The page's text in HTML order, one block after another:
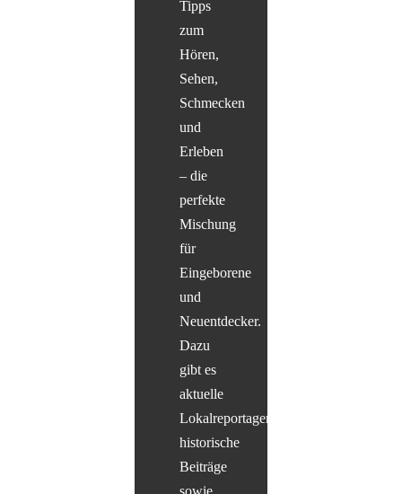
Tipps
zum
Hören,
Sehen,
Schmecken
und
Erleben
– die
perfekte
Mischung
für
Eingeborene
und
Neuentdecker.
Dazu
gibt es
aktuelle
Lokalreportagen,
historische
Beiträge
sowie